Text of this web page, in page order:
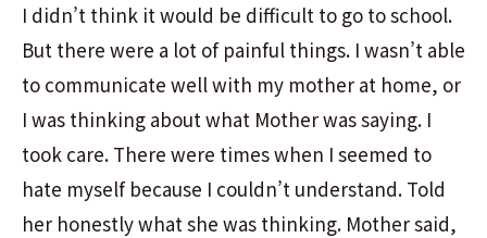
I didn’t think it would be difficult to go to school.
But there were a lot of painful things. I wasn’t able
to communicate well with my mother at home, or
I was thinking about what Mother was saying. I
took care. There were times when I seemed to
hate myself because I couldn’t understand. Told
her honestly what she was thinking. Mother said,